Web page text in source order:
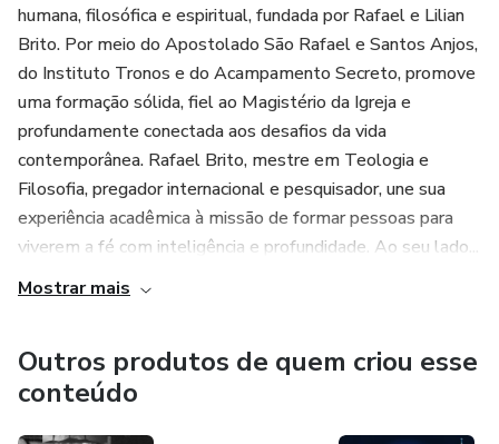
humana, filosófica e espiritual, fundada por Rafael e Lilian
Brito. Por meio do Apostolado São Rafael e Santos Anjos,
do Instituto Tronos e do Acampamento Secreto, promove
uma formação sólida, fiel ao Magistério da Igreja e
profundamente conectada aos desafios da vida
contemporânea. Rafael Brito, mestre em Teologia e
Filosofia, pregador internacional e pesquisador, une sua
experiência acadêmica à missão de formar pessoas para
viverem a fé com inteligência e profundidade. Ao seu lado...
Mostrar mais
Outros produtos de quem criou esse
conteúdo